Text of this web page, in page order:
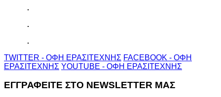
TWITTER - ΟΦΗ ΕΡΑΣΙΤΕΧΝΗΣ FACEBOOK - ΟΦΗ
ΕΡΑΣΙΤΕΧΝΗΣ YOUTUBE - ΟΦΗ ΕΡΑΣΙΤΕΧΝΗΣ
ΕΓΓΡΑΦΕΙΤΕ ΣΤΟ NEWSLETTER ΜΑΣ